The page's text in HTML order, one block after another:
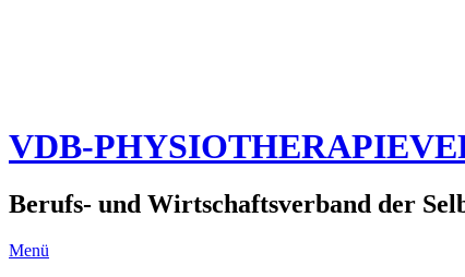
VDB-
Berufs- und Wirtschaftsverband der
Menü